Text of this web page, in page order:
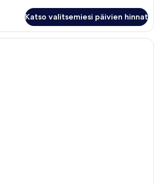
Katso valitsemiesi päivien hinnat